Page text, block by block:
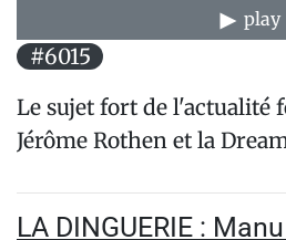
play
#6015
Le sujet fort de l'actualité
Jérôme Rothen et la
LA DINGUERIE :